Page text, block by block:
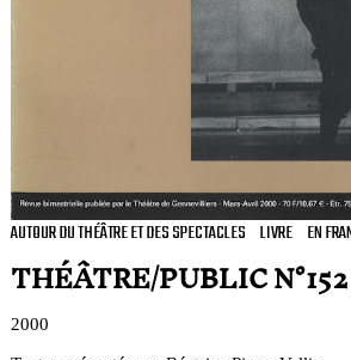
AUTOUR DU THÉÂTRE ET DES SPECTACLES LIVRE EN
THÉÂTRE/PUBLIC N°152
2000